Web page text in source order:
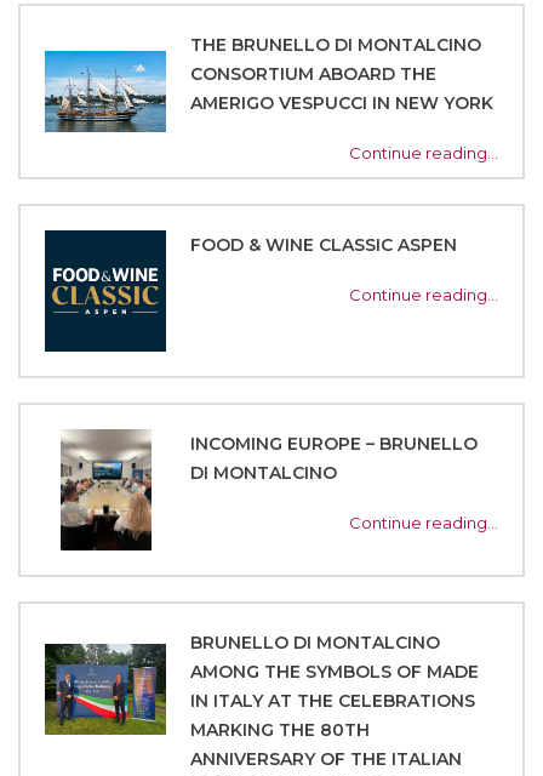
THE BRUNELLO DI MONTALCINO
CONSORTIUM ABOARD THE
AMERIGO VESPUCCI IN NEW YORK
Continue reading…
FOOD & WINE CLASSIC ASPEN
Continue reading…
INCOMING EUROPE – BRUNELLO
DI MONTALCINO
Continue reading…
BRUNELLO DI MONTALCINO
AMONG THE SYMBOLS OF MADE
IN ITALY AT THE CELEBRATIONS
MARKING THE 80TH
ANNIVERSARY OF THE ITALIAN